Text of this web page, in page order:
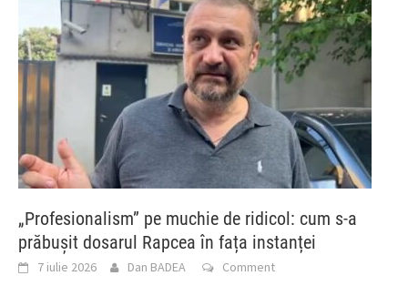
„Profesionalism” pe muchie de ridicol: cum s-a
prăbușit dosarul Rapcea în fața instanței
7 iulie 2026 Dan BADEA Comment